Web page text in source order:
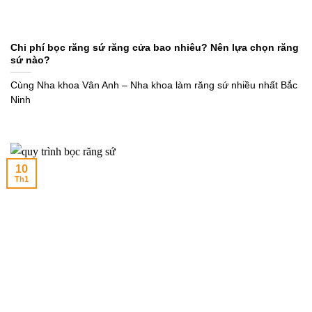
Chi phí bọc răng sứ răng cửa bao nhiêu? Nên lựa chọn răng
sứ nào?
Cùng Nha khoa Vân Anh – Nha khoa làm răng sứ nhiều nhất Bắc
Ninh
10
Th1